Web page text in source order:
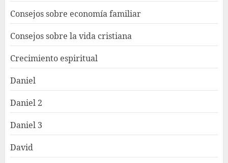
Consejos sobre economía familiar
Consejos sobre la vida cristiana
Crecimiento espiritual
Daniel
Daniel 2
Daniel 3
David